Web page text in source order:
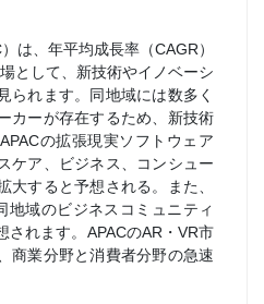
は、年平均成長率（CAGR）
として、新技術やイノベーシ
られます。同地域には数多く
カーが存在するため、新技術
の拡張現実ソフトウェア
ケア、ビジネス、コンシュー
大すると予想される。また、
地域のビジネスコミュニティ
されます。APACのAR・VR市
商業分野と消費者分野の急速